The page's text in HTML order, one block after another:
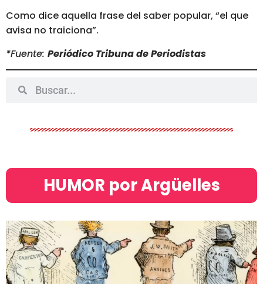
Como dice aquella frase del saber popular, “el que
avisa no traiciona”.
*Fuente: Periódico Tribuna de Periodistas
HUMOR por Argüelles​